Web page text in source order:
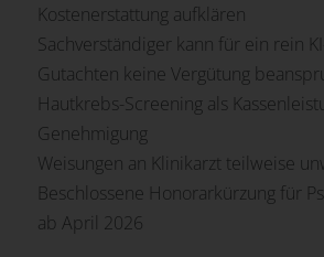
Kostenerstattung aufklären
Sachverständiger kann für ein rein
Gutachten keine Vergütung
Hautkrebs-Screening als
Genehmigung
Weisungen an Klinikarzt teilweise
Beschlossene Honorarkürzung für
ab April 2026